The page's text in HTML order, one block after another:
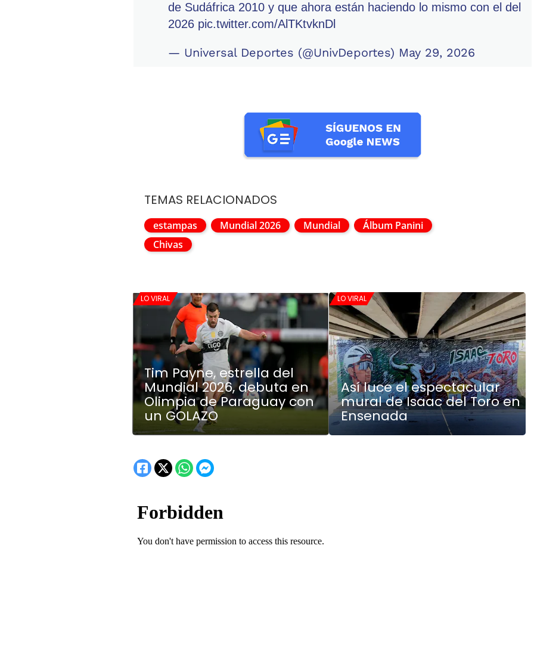
de Sudáfrica 2010 y que ahora están haciendo lo mismo con el del
2026 pic.twitter.com/AlTKtvknDl
— Universal Deportes (@UnivDeportes) May 29, 2026
TEMAS RELACIONADOS
estampas Mundial 2026 Mundial
Álbum Panini
Chivas
LO VIRAL
Tim Payne, estrella del
Mundial 2026, debuta en
Olimpia de Paraguay con
un GOLAZO
LO VIRAL
Así luce el espectacular
mural de Isaac del Toro en
Ensenada